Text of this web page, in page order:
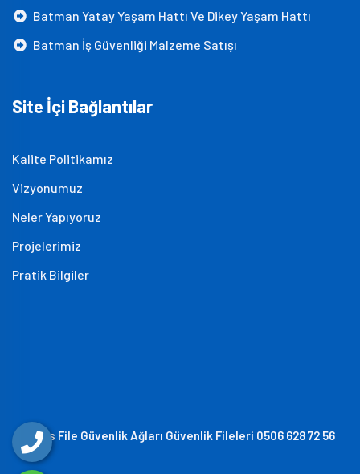
Batman Yatay Yaşam Hattı Ve Dikey Yaşam Hattı
Batman İş Güvenliği Malzeme Satışı
Site İçi Bağlantılar
Kalite Politikamız
Vizyonumuz
Neler Yapıyoruz
Projelerimiz
Pratik Bilgiler
Atlas File Güvenlik Ağları Güvenlik Fileleri 0506 628 72 56